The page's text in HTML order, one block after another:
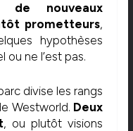
de nouveaux
prometteurs,
hypothèses
ne l’est pas.
divise les rangs
Westworld. Deux
, ou plutôt visions